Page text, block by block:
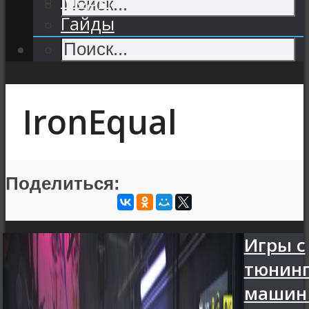
Гайды
IronEqual
Поделиться:
Игры с
машин